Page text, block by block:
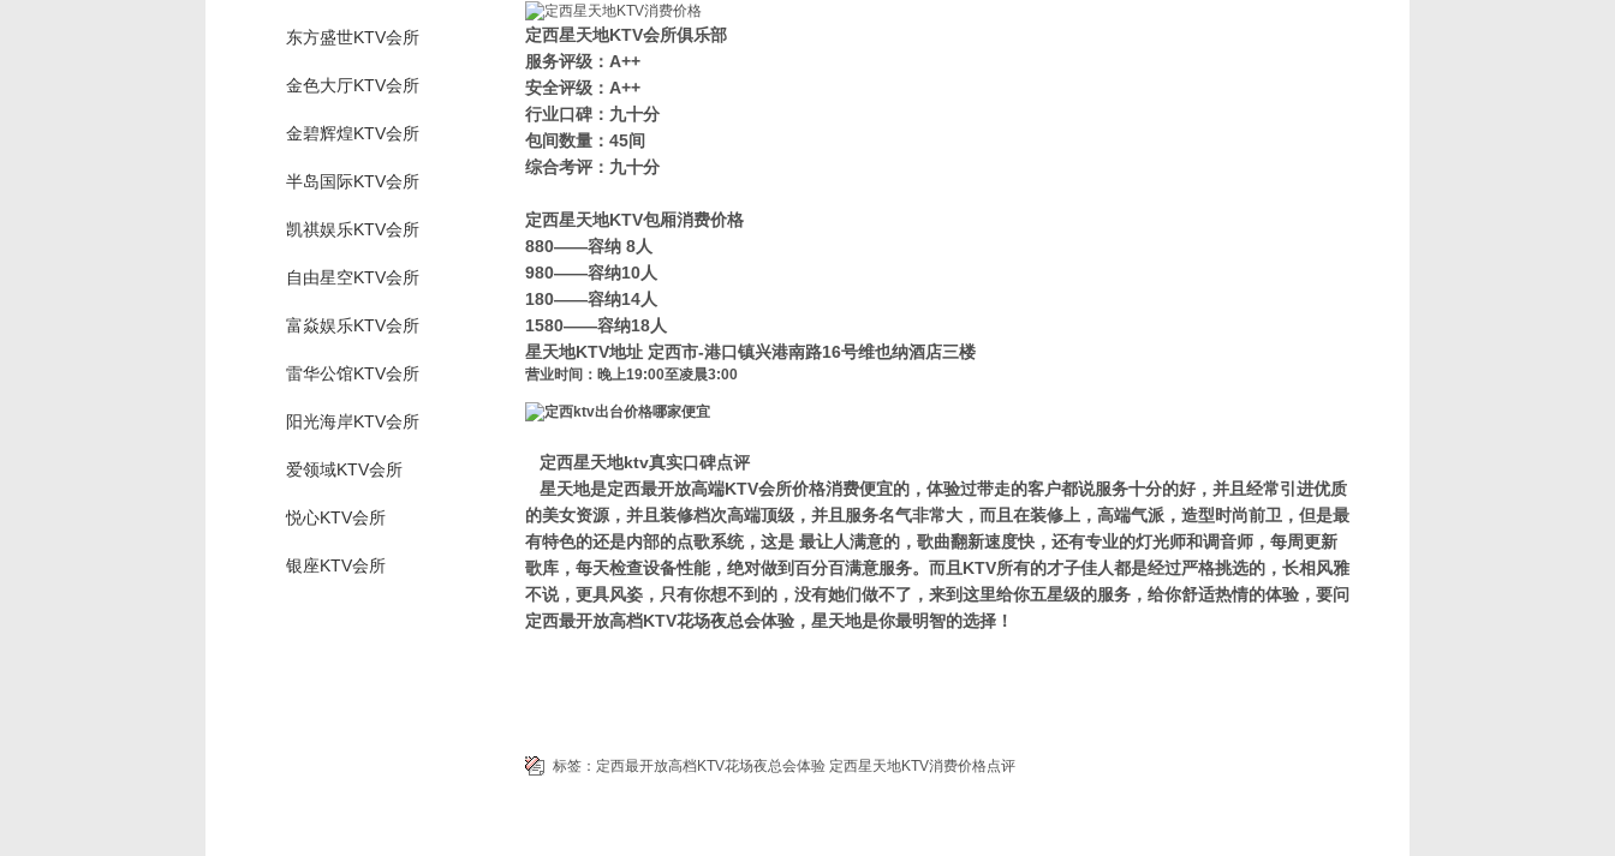
东方盛世KTV会所
金色大厅KTV会所
金碧辉煌KTV会所
半岛国际KTV会所
凯祺娱乐KTV会所
自由星空KTV会所
富焱娱乐KTV会所
雷华公馆KTV会所
阳光海岸KTV会所
爱领域KTV会所
悦心KTV会所
银座KTV会所
定西星天地KTV会所俱乐部
服务评级：A++
安全评级：A++
行业口碑：九十分
包间数量：45间
综合考评：九十分
定西星天地KTV包厢消费价格
880——容纳 8人
980——容纳10人
180——容纳14人
1580——容纳18人
星天地KTV地址 定西市-港口镇兴港南路16号维也纳酒店三楼
营业时间：晚上19:00至凌晨3:00
定西星天地ktv真实口碑点评
星天地是定西最开放高端KTV会所价格消费便宜的，体验过带走的客户都说服务十分的好，并且经常引进优质
的美女资源，并且装修档次高端顶级，并且服务名气非常大，而且在装修上，高端气派，造型时尚前卫，但是最
有特色的还是内部的点歌系统，这是 最让人满意的，歌曲翻新速度快，还有专业的灯光师和调音师，每周更新
歌库，每天检查设备性能，绝对做到百分百满意服务。而且KTV所有的才子佳人都是经过严格挑选的，长相风雅
不说，更具风姿，只有你想不到的，没有她们做不了，来到这里给你五星级的服务，给你舒适热情的体验，要问
定西最开放高档KTV花场夜总会体验，星天地是你最明智的选择！
标签： 定西最开放高档KTV花场夜总会体验 定西星天地KTV消费价格点评